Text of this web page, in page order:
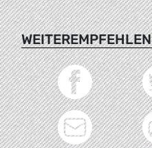
WEITEREMPFEHLEN